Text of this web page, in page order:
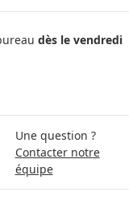
dès le vendredi
Une question ?
Contacter notre
équipe